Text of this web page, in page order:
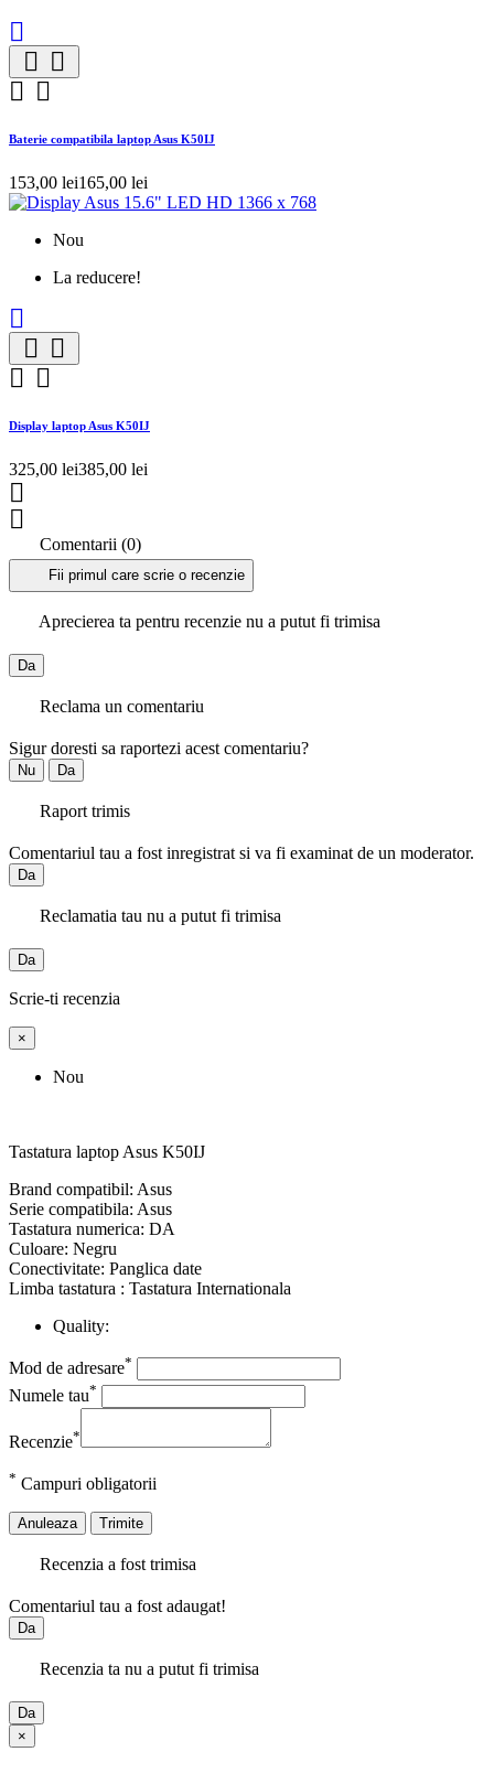





Baterie compatibila laptop Asus K50IJ
153,00 lei165,00 lei
Nou
La reducere!





Display laptop Asus K50IJ
325,00 lei385,00 lei


Comentarii (0)
Fii primul care scrie o recenzie
Aprecierea ta pentru recenzie nu a putut fi trimisa
Da
Reclama un comentariu
Sigur doresti sa raportezi acest comentariu?
Nu Da
Raport trimis
Comentariul tau a fost inregistrat si va fi examinat de un moderator.
Da
Reclamatia tau nu a putut fi trimisa
Da
Scrie-ti recenzia
×
Nou
Tastatura laptop Asus K50IJ
Brand compatibil: Asus
Serie compatibila: Asus
Tastatura numerica: DA
Culoare: Negru
Conectivitate: Panglica date
Limba tastatura : Tastatura Internationala
Quality:
Mod de adresare*
Numele tau*
Recenzie*
* Campuri obligatorii
Anuleaza Trimite
Recenzia a fost trimisa
Comentariul tau a fost adaugat!
Da
Recenzia ta nu a putut fi trimisa
Da
×